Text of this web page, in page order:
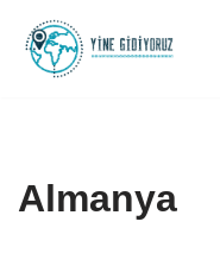
İçeriğe
Almanya